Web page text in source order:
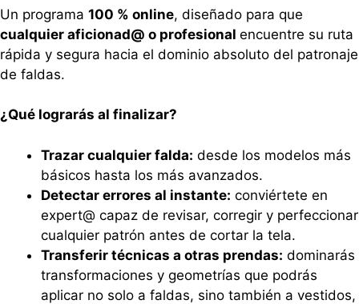
Un programa 100 % online, diseñado para que
cualquier aficionad@ o profesional encuentre su ruta
rápida y segura hacia el dominio absoluto del patronaje
de faldas.
¿Qué lograrás al finalizar?
Trazar cualquier falda: desde los modelos más
básicos hasta los más avanzados.
Detectar errores al instante: conviértete en
expert@ capaz de revisar, corregir y perfeccionar
cualquier patrón antes de cortar la tela.
Transferir técnicas a otras prendas: dominarás
transformaciones y geometrías que podrás
aplicar no solo a faldas, sino también a vestidos,